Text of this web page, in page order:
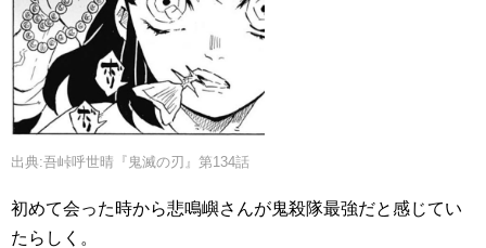
出典:吾峠呼世晴『鬼滅の刃』第134話
初めて会った時から悲鳴嶼さんが鬼殺隊最強だと感じてい
たらしく。